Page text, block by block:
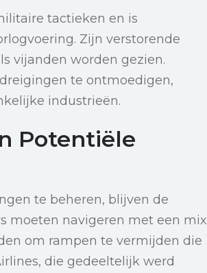
tactieken en is
Zijn verstorende
vijanden worden gezien.
te ontmoedigen,
industrieën.
Potentiële
te beheren, blijven de
moeten navigeren met een mix
om rampen te vermijden die
die gedeeltelijk werd